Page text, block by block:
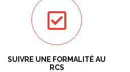
SUIVRE UNE FORMALITÉ AU
RCS